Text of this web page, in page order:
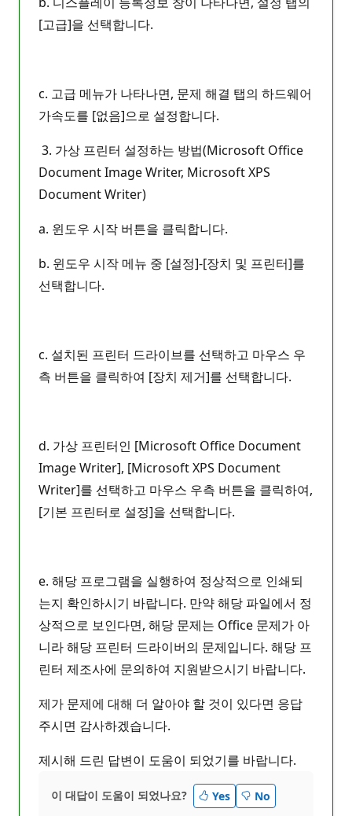
[고급]을 선택합니다.
c. 고급 메뉴가 나타나면, 문제 해결 탭의 하드웨어
가속도를 [없음]으로 설정합니다.
3. 가상 프린터 설정하는 방법(Microsoft Office
Document Image Writer, Microsoft XPS
Document Writer)
a. 윈도우 시작 버튼을 클릭합니다.
b. 윈도우 시작 메뉴 중 [설정]-[장치 및 프린터]를
선택합니다.
c. 설치된 프린터 드라이브를 선택하고 마우스 우
측 버튼을 클릭하여 [장치 제거]를 선택합니다.
d. 가상 프린터인 [Microsoft Office Document
Image Writer], [Microsoft XPS Document
Writer]를 선택하고 마우스 우측 버튼을 클릭하여,
[기본 프린터로 설정]을 선택합니다.
e. 해당 프로그램을 실행하여 정상적으로 인쇄되
는지 확인하시기 바랍니다. 만약 해당 파일에서 정
상적으로 보인다면, 해당 문제는 Office 문제가 아
니라 해당 프린터 드라이버의 문제입니다. 해당 프
린터 제조사에 문의하여 지원받으시기 바랍니다.
제가 문제에 대해 더 알아야 할 것이 있다면 응답
주시면 감사하겠습니다.
제시해 드린 답변이 도움이 되었기를 바랍니다.
이 대답이 도움이 되었나요? Yes No